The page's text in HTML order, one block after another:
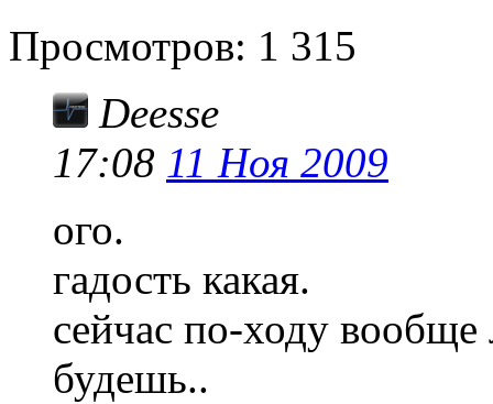
Просмотров: 1 315
Deesse
17:08 11 Ноя 2009
ого.
гадость какая.
сейчас по-ходу вообще
будешь..